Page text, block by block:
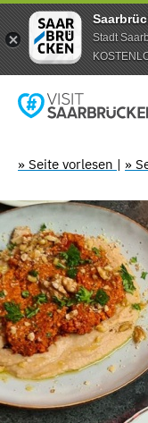
Stadt
» Seite vorlesen | »